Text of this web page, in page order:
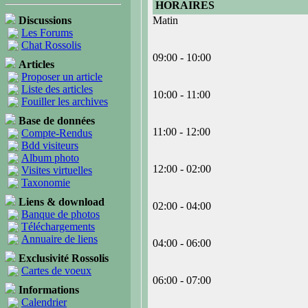
Discussions
Les Forums
Chat Rossolis
Articles
Proposer un article
Liste des articles
Fouiller les archives
Base de données
Compte-Rendus
Bdd visiteurs
Album photo
Visites virtuelles
Taxonomie
Liens & download
Banque de photos
Téléchargements
Annuaire de liens
Exclusivité Rossolis
Cartes de voeux
Informations
Calendrier
HORAIRES
Matin
09:00 - 10:00
10:00 - 11:00
11:00 - 12:00
12:00 - 02:00
02:00 - 04:00
04:00 - 06:00
06:00 - 07:00